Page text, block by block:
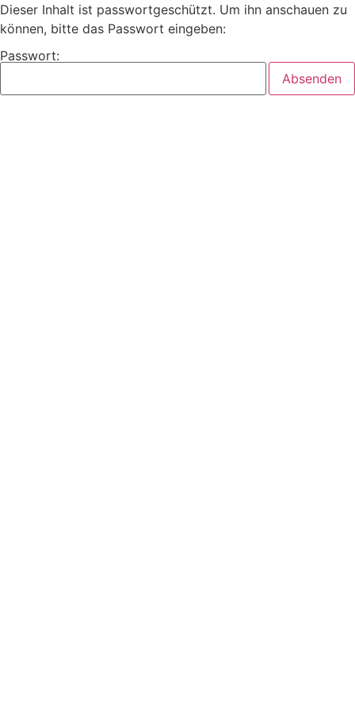
Dieser Inhalt ist passwortgeschützt. Um ihn anschauen zu
können, bitte das Passwort eingeben:
Passwort: